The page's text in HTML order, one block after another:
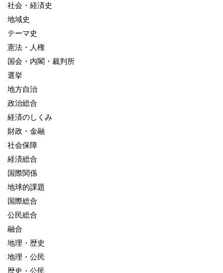
社会・経済史
地域史
テーマ史
憲法・人権
国会・内閣・裁判所
選挙
地方自治
政治総合
経済のしくみ
財政・金融
社会保障
経済総合
国際関係
地球的課題
国際総合
公民総合
融合
地理・歴史
地理・公民
歴史・公民